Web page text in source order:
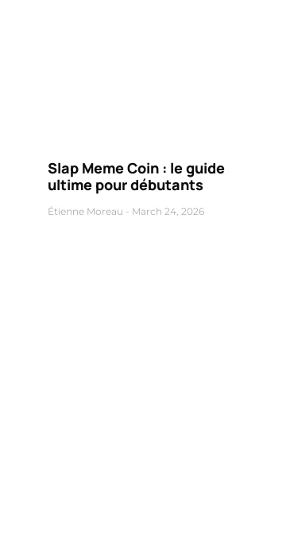
Slap Meme Coin : le guide
ultime pour débutants
Étienne Moreau March 24, 2026